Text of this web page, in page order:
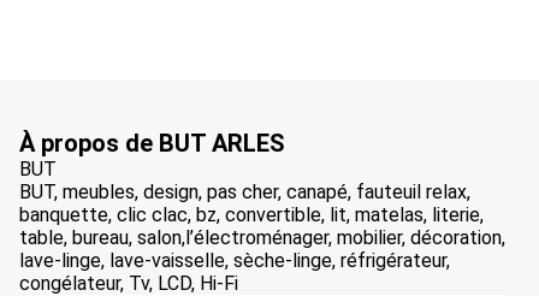
À propos de BUT ARLES
BUT
BUT, meubles, design, pas cher, canapé, fauteuil relax,
banquette, clic clac, bz, convertible, lit, matelas, literie,
table, bureau, salon,l’électroménager, mobilier, décoration,
lave-linge, lave-vaisselle, sèche-linge, réfrigérateur,
congélateur, Tv, LCD, Hi-Fi